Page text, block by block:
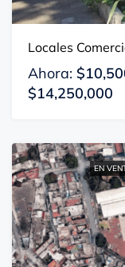
Locales
Ahora:
$14,250,000
EN